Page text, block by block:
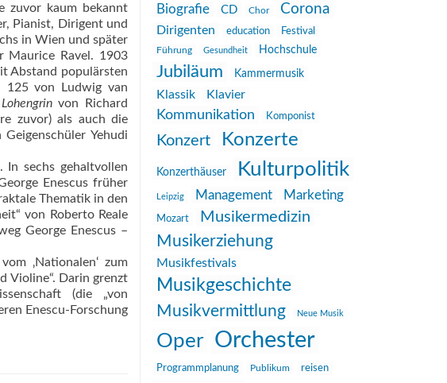
zuvor kaum bekannt
Pianist, Dirigent und
in Wien und später
Maurice Ravel. 1903
Abstand populärsten
125 von Ludwig van
Lohengrinvon Richard
zuvor) als auch die
Yehudi
In sechs gehaltvollen
Enescus früher
Thematik in den
von Roberto Reale
George Enescus –
‚Nationalen‘ zum
Violine“. Darin grenzt
(die „von
Enescu-Forschung
Biografie CD Chor Corona
Dirigenten education
Festival
Führung
Gesundheit Hochschule
Jubiläum Kammermusik
Klassik Klavier
Kommunikation Komponist
Konzert Konzerte
Konzerthäuser Kulturpolitik
Leipzig Management Marketing
Mozart Musikermedizin
Musikerziehung
Musikfestivals
Musikgeschichte
Musikvermittlung Neue Musik
Oper Orchester
Programmplanung Publikum reisen